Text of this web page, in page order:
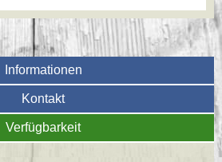
Informationen
Kontakt
Verfügbarkeit